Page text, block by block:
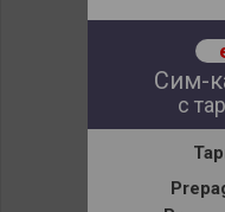
Сим-
с